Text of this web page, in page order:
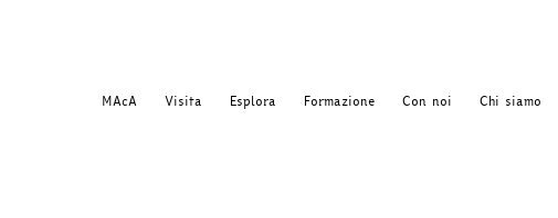
MAcA Visita Esplora Formazione Con noi Chi siamo